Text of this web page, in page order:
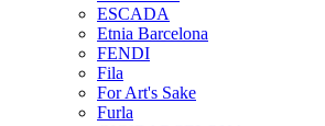
ESCADA
Etnia Barcelona
FENDI
Fila
For Art's Sake
Furla